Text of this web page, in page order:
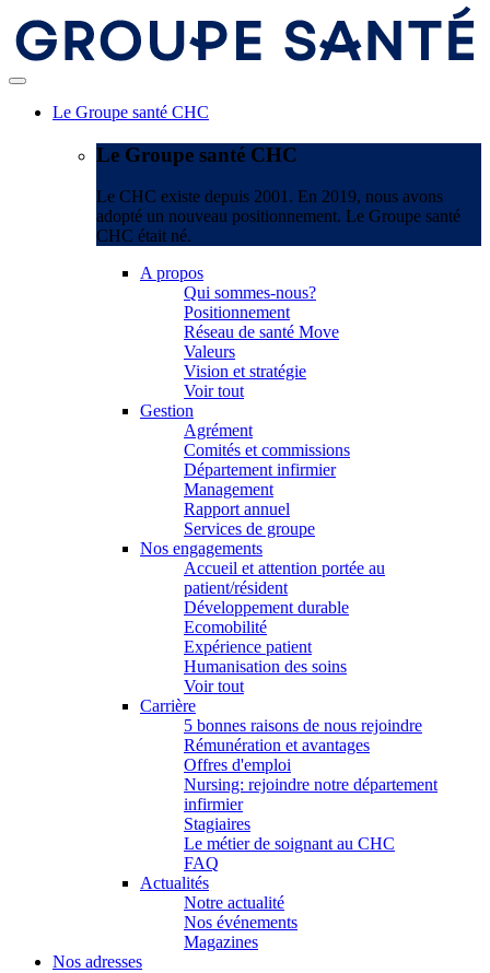
Le Groupe santé CHC
Le Groupe santé CHC
Le CHC existe depuis 2001. En 2019, nous avons
adopté un nouveau positionnement. Le Groupe santé
CHC était né.
A propos
Qui sommes-nous?
Positionnement
Réseau de santé Move
Valeurs
Vision et stratégie
Voir tout
Gestion
Agrément
Comités et commissions
Département infirmier
Management
Rapport annuel
Services de groupe
Nos engagements
Accueil et attention portée au
patient/résident
Développement durable
Ecomobilité
Expérience patient
Humanisation des soins
Voir tout
Carrière
5 bonnes raisons de nous rejoindre
Rémunération et avantages
Offres d'emploi
Nursing: rejoindre notre département
infirmier
Stagiaires
Le métier de soignant au CHC
FAQ
Actualités
Notre actualité
Nos événements
Magazines
Nos adresses